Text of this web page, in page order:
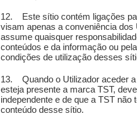
12. Este sítio contém ligações
visam apenas a conveniência
assume quaisquer
conteúdos e da informação ou
condições de utilização desses
13. Quando o Utilizador aceder
esteja presente a marca TST,
independente e de que a TST não
conteúdo desse sítio.